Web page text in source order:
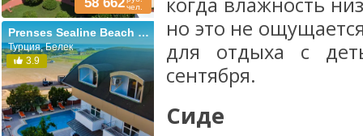
чел.
Prenses Sealine Beach (ex. Prenses Sealine)
Турция, Белек
3.9
но это не
для отдыха с
сентября.
Сиде